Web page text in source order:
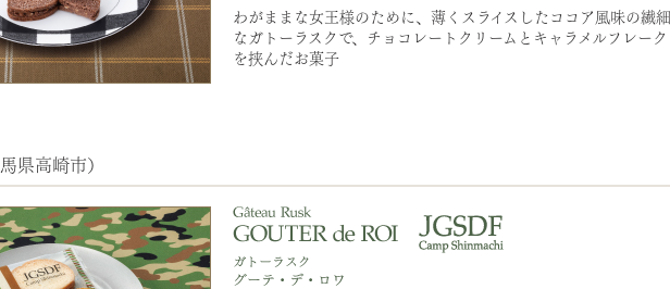
わがままな女王様のために、薄くスライスしたココア風味の繊細
なガトーラスクで、チョコレートクリームとキャラメルフレーク
を挟んだお菓子
県高崎市）